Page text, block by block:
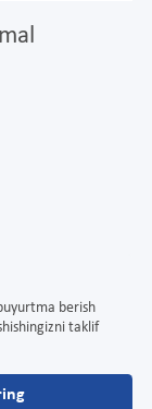
berish
taklif